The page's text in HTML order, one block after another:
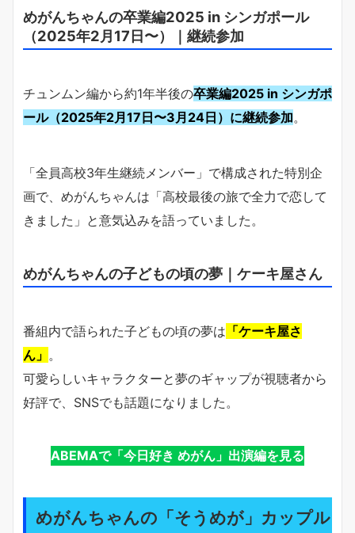
めがんちゃんの卒業編2025 in シンガポール
（2025年2月17日〜）｜継続参加
チュンムン編から約1年半後の卒業編2025 in シンガポ
ール（2025年2月17日〜3月24日）に継続参加。
「全員高校3年生継続メンバー」で構成された特別企
画で、めがんちゃんは「高校最後の旅で全力で恋して
きました」と意気込みを語っていました。
めがんちゃんの子どもの頃の夢｜ケーキ屋さん
番組内で語られた子どもの頃の夢は 「ケーキ屋さ
ん」 。
可愛らしいキャラクターと夢のギャップが視聴者から
好評で、SNSでも話題になりました。
ABEMAで「今日好き めがん」出演編を見る
めがんちゃんの「そうめが」カップル